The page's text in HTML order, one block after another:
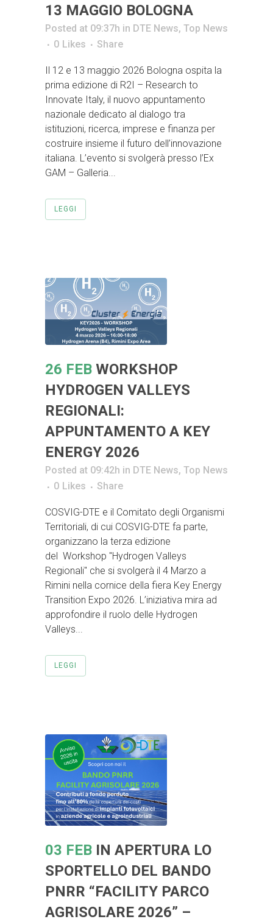
13 MAGGIO BOLOGNA
Posted at 09:37h in DTE News, Top News
0 Likes Share
Il 12 e 13 maggio 2026 Bologna ospita la
prima edizione di R2I – Research to
Innovate Italy, il nuovo appuntamento
nazionale dedicato al dialogo tra
istituzioni, ricerca, imprese e finanza per
costruire insieme il futuro dell’innovazione
italiana. L’evento si svolgerà presso l’Ex
GAM – Galleria...
LEGGI
26 FEB WORKSHOP
HYDROGEN VALLEYS
REGIONALI:
APPUNTAMENTO A KEY
ENERGY 2026
Posted at 09:42h in DTE News, Top News
0 Likes Share
COSVIG-DTE e il Comitato degli Organismi
Territoriali, di cui COSVIG-DTE fa parte,
organizzano la terza edizione
del Workshop "Hydrogen Valleys
Regionali" che si svolgerà il 4 Marzo a
Rimini nella cornice della fiera Key Energy
Transition Expo 2026. L’iniziativa mira ad
approfondire il ruolo delle Hydrogen
Valleys...
LEGGI
03 FEB IN APERTURA LO
SPORTELLO DEL BANDO
PNRR “FACILITY PARCO
AGRISOLARE 2026” –